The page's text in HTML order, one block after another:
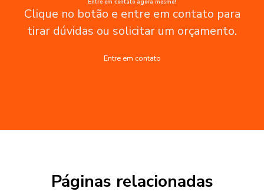
Entre em contato agora mesmo!
Clique no botão e entre em contato para
tirar dúvidas ou solicitar um orçamento.
Entre em contato
Páginas relacionadas